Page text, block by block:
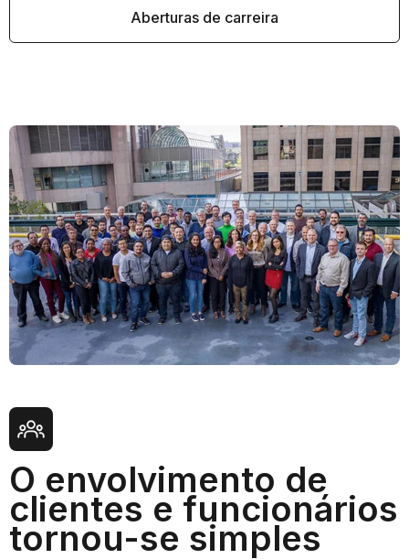
Aberturas de carreira
O envolvimento de
clientes e funcionários
tornou-se simples